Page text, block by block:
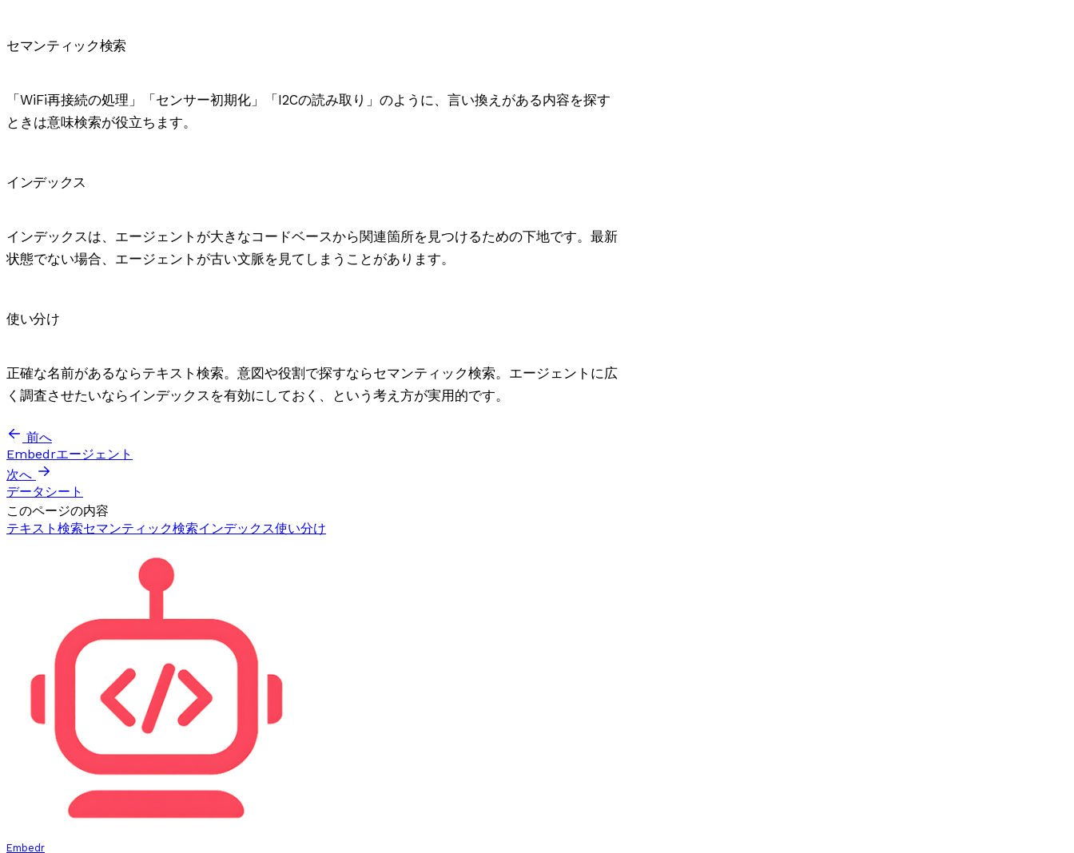
セマンティック検索
「WiFi再接続の処理」「センサー初期化」「I2Cの読み取り」のように、言い換えがある内容を探す
ときは意味検索が役立ちます。
インデックス
インデックスは、エージェントが大きなコードベースから関連箇所を見つけるための下地です。最新
状態でない場合、エージェントが古い文脈を見てしまうことがあります。
使い分け
正確な名前があるならテキスト検索。意図や役割で探すならセマンティック検索。エージェントに広
く調査させたいならインデックスを有効にしておく、という考え方が実用的です。
前へ
Embedrエージェント
次へ
データシート
このページの内容
テキスト検索セマンティック検索インデックス使い分け
Embedr